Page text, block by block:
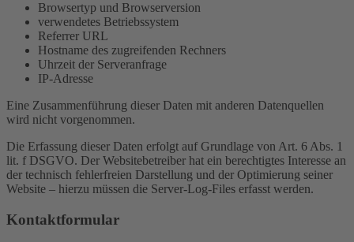
Browsertyp und Browserversion
verwendetes Betriebssystem
Referrer URL
Hostname des zugreifenden Rechners
Uhrzeit der Serveranfrage
IP-Adresse
Eine Zusammenführung dieser Daten mit anderen Datenquellen
wird nicht vorgenommen.
Die Erfassung dieser Daten erfolgt auf Grundlage von Art. 6 Abs. 1
lit. f DSGVO. Der Websitebetreiber hat ein berechtigtes Interesse an
der technisch fehlerfreien Darstellung und der Optimierung seiner
Website – hierzu müssen die Server-Log-Files erfasst werden.
Kontaktformular